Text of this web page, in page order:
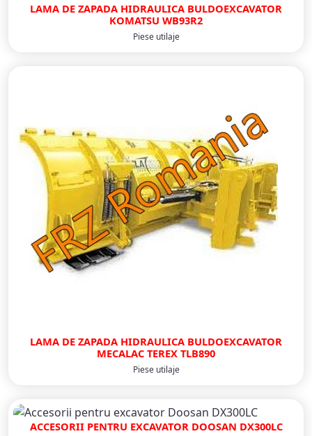
LAMA DE ZAPADA HIDRAULICA BULDOEXCAVATOR
KOMATSU WB93R2
Piese utilaje
LAMA DE ZAPADA HIDRAULICA BULDOEXCAVATOR
MECALAC TEREX TLB890
Piese utilaje
ACCESORII PENTRU EXCAVATOR DOOSAN DX300LC